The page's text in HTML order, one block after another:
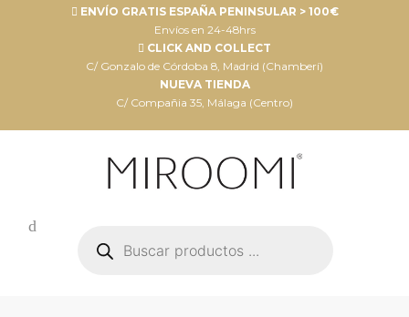
ENVÍO GRATIS ESPAÑA PENINSULAR > 100€
Envíos en 24-48hrs
CLICK AND COLLECT
C/ Gonzalo de Córdoba 8, Madrid (Chamberí)
NUEVA TIENDA
C/ Compañia 35, Málaga (Centro)
productos